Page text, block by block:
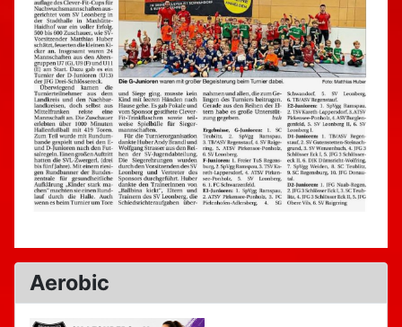
Aerobic